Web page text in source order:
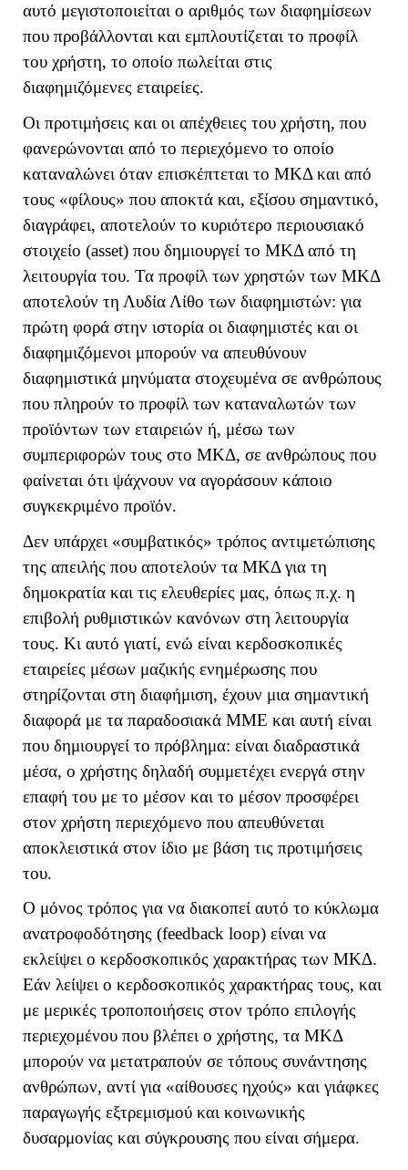
αυτό μεγιστοποιείται ο αριθμός των διαφημίσεων
που προβάλλονται και εμπλουτίζεται το προφίλ
του χρήστη, το οποίο πωλείται στις
διαφημιζόμενες εταιρείες.
Οι προτιμήσεις και οι απέχθειες του χρήστη, που
φανερώνονται από το περιεχόμενο το οποίο
καταναλώνει όταν επισκέπτεται το ΜΚΔ και από
τους «φίλους» που αποκτά και, εξίσου σημαντικό,
διαγράφει, αποτελούν το κυριότερο περιουσιακό
στοιχείο (asset) που δημιουργεί το ΜΚΔ από τη
λειτουργία του. Τα προφίλ των χρηστών των ΜΚΔ
αποτελούν τη Λυδία Λίθο των διαφημιστών: για
πρώτη φορά στην ιστορία οι διαφημιστές και οι
διαφημιζόμενοι μπορούν να απευθύνουν
διαφημιστικά μηνύματα στοχευμένα σε ανθρώπους
που πληρούν το προφίλ των καταναλωτών των
προϊόντων των εταιρειών ή, μέσω των
συμπεριφορών τους στο ΜΚΔ, σε ανθρώπους που
φαίνεται ότι ψάχνουν να αγοράσουν κάποιο
συγκεκριμένο προϊόν.
Δεν υπάρχει «συμβατικός» τρόπος αντιμετώπισης
της απειλής που αποτελούν τα ΜΚΔ για τη
δημοκρατία και τις ελευθερίες μας, όπως π.χ. η
επιβολή ρυθμιστικών κανόνων στη λειτουργία
τους. Κι αυτό γιατί, ενώ είναι κερδοσκοπικές
εταιρείες μέσων μαζικής ενημέρωσης που
στηρίζονται στη διαφήμιση, έχουν μια σημαντική
διαφορά με τα παραδοσιακά ΜΜΕ και αυτή είναι
που δημιουργεί το πρόβλημα: είναι διαδραστικά
μέσα, ο χρήστης δηλαδή συμμετέχει ενεργά στην
επαφή του με το μέσον και το μέσον προσφέρει
στον χρήστη περιεχόμενο που απευθύνεται
αποκλειστικά στον ίδιο με βάση τις προτιμήσεις
του.
Ο μόνος τρόπος για να διακοπεί αυτό το κύκλωμα
ανατροφοδότησης (feedback loop) είναι να
εκλείψει ο κερδοσκοπικός χαρακτήρας των ΜΚΔ.
Εάν λείψει ο κερδοσκοπικός χαρακτήρας τους, και
με μερικές τροποποιήσεις στον τρόπο επιλογής
περιεχομένου που βλέπει ο χρήστης, τα ΜΚΔ
μπορούν να μετατραπούν σε τόπους συνάντησης
ανθρώπων, αντί για «αίθουσες ηχούς» και γιάφκες
παραγωγής εξτρεμισμού και κοινωνικής
δυσαρμονίας και σύγκρουσης που είναι σήμερα.